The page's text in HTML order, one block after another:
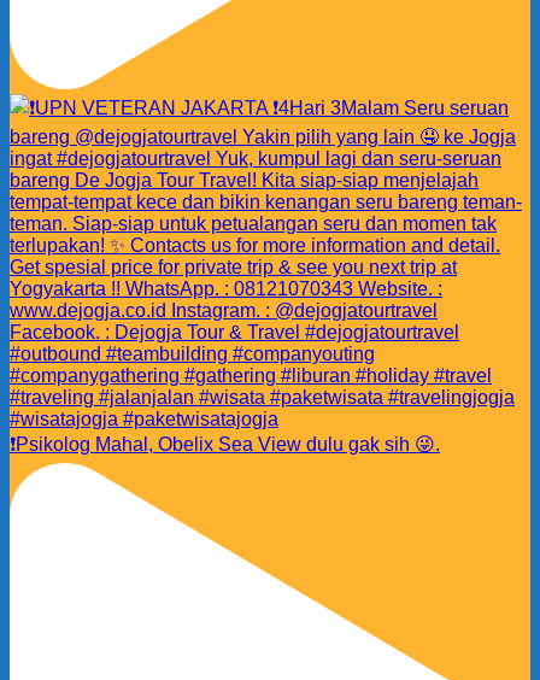
❗️Psikolog Mahal, Obelix Sea View dulu gak sih 😜.